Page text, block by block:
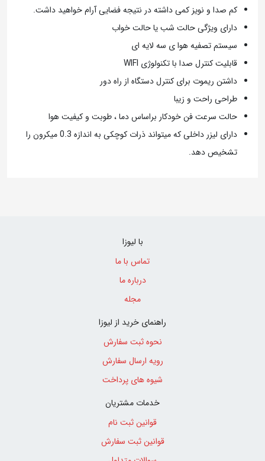
کم صدا و نویز کمی داشته در نتیجه فضایی آرام خواهید داشت.
دارای ویژگی حالت شب یا حالت خواب
سیستم تصفیه هوا ی سه لایه ای
قابلیت کنترل صدا با تکنولوژی WIFI
داشتن ریموت برای کنترل دستگاه از راه دور
طراحی راحت و زیبا
حالت سرعت فن خودکار براساس دما ، طوبت و کیفیت هوا
دارای لیزر داخلی که میتواند ذرات کوچکی به اندازه 0.3 میکرون را
تشخیص دهد.
با لیوزا
تماس با ما
درباره ما
مجله
راهنمای خرید از لیوزا
نحوه ثبت سفارش
رویه ارسال سفارش
شیوه های پرداخت
خدمات مشتریان
قوانین ثبت نام
قوانین ثبت سفارش